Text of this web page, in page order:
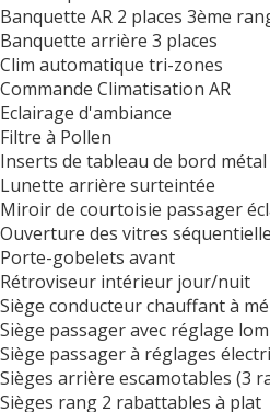
Banquette AR 2 places 3ème
Banquette arrière 3 places
Clim automatique tri-zones
Commande Climatisation AR
Eclairage d'ambiance
Filtre à Pollen
Inserts de tableau de bord métal
Lunette arrière surteintée
Miroir de courtoisie passager
Ouverture des vitres séquentielle
Porte-gobelets avant
Rétroviseur intérieur jour/nuit
Siège conducteur chauffant à
Siège passager avec réglage
Siège passager à réglages
Sièges arrière escamotables (3
Sièges rang 2 rabattables à plat